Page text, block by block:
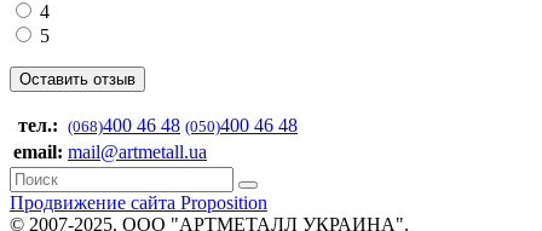
4
5
тел.: (068)400 46 48 (050)400 46 48
email: mail@artmetall.ua
Продвижение сайта Proposition
© 2007-2025. ООО "AРТМЕТАЛЛ УКРАИНА".